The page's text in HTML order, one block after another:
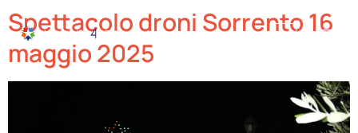
Spettacolo droni Sorrento 16
maggio 2025